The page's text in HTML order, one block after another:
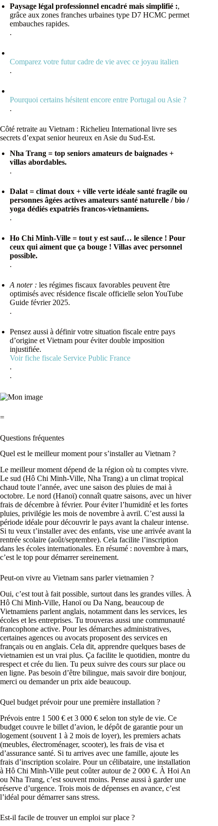
Paysage légal professionnel encadré mais simplifié :,
grâce aux zones franches urbaines type D7 HCMC permet
embauches rapides.
.
Comparez votre futur cadre de vie avec ce joyau italien
.
Pourquoi certains hésitent encore entre Portugal ou Asie ?
.
Côté retraite au Vietnam : Richelieu International livre ses
secrets d’expat senior heureux en Asie du Sud-Est.
Nha Trang = top seniors amateurs de baignades +
villas abordables.
.
Dalat = climat doux + ville verte idéale santé fragile ou
personnes âgées actives amateurs santé naturelle / bio /
yoga dédiés expatriés francos-vietnamiens.
.
Ho Chi Minh-Ville = tout y est sauf… le silence ! Pour
ceux qui aiment que ça bouge ! Villas avec personnel
possible.
.
A noter : les régimes fiscaux favorables peuvent être
optimisés avec résidence fiscale officielle selon YouTube
Guide février 2025.
.
Pensez aussi à définir votre situation fiscale entre pays
d’origine et Vietnam pour éviter double imposition
injustifiée.
Voir fiche fiscale Service Public France
.
.
=
Questions fréquentes
Quel est le meilleur moment pour s’installer au Vietnam ?
Le meilleur moment dépend de la région où tu comptes vivre.
Le sud (Hô Chi Minh-Ville, Nha Trang) a un climat tropical
chaud toute l’année, avec une saison des pluies de mai à
octobre. Le nord (Hanoï) connaît quatre saisons, avec un hiver
frais de décembre à février. Pour éviter l’humidité et les fortes
pluies, privilégie les mois de novembre à avril. C’est aussi la
période idéale pour découvrir le pays avant la chaleur intense.
Si tu veux t’installer avec des enfants, vise une arrivée avant la
rentrée scolaire (août/septembre). Cela facilite l’inscription
dans les écoles internationales. En résumé : novembre à mars,
c’est le top pour démarrer sereinement.
Peut-on vivre au Vietnam sans parler vietnamien ?
Oui, c’est tout à fait possible, surtout dans les grandes villes. À
Hô Chi Minh-Ville, Hanoï ou Da Nang, beaucoup de
Vietnamiens parlent anglais, notamment dans les services, les
écoles et les entreprises. Tu trouveras aussi une communauté
francophone active. Pour les démarches administratives,
certaines agences ou avocats proposent des services en
français ou en anglais. Cela dit, apprendre quelques bases de
vietnamien est un vrai plus. Ça facilite le quotidien, montre du
respect et crée du lien. Tu peux suivre des cours sur place ou
en ligne. Pas besoin d’être bilingue, mais savoir dire bonjour,
merci ou demander un prix aide beaucoup.
Quel budget prévoir pour une première installation ?
Prévois entre 1 500 € et 3 000 € selon ton style de vie. Ce
budget couvre le billet d’avion, le dépôt de garantie pour un
logement (souvent 1 à 2 mois de loyer), les premiers achats
(meubles, électroménager, scooter), les frais de visa et
d’assurance santé. Si tu arrives avec une famille, ajoute les
frais d’inscription scolaire. Pour un célibataire, une installation
à Hô Chi Minh-Ville peut coûter autour de 2 000 €. À Hoi An
ou Nha Trang, c’est souvent moins. Pense aussi à garder une
réserve d’urgence. Trois mois de dépenses en avance, c’est
l’idéal pour démarrer sans stress.
Est-il facile de trouver un emploi sur place ?